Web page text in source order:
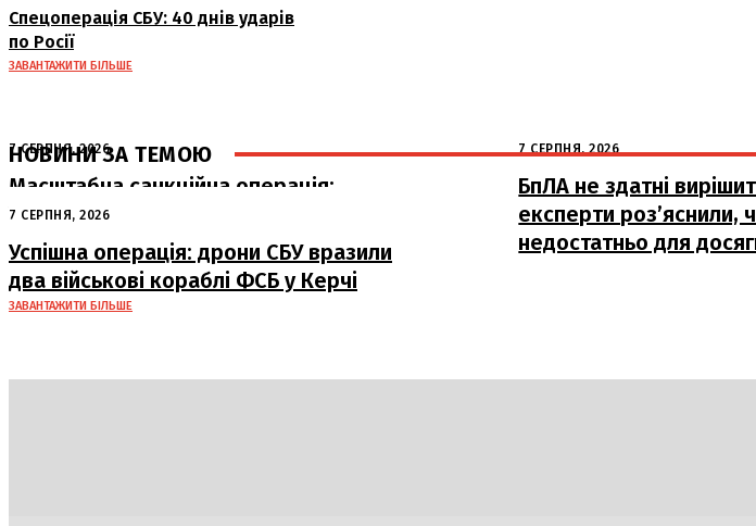
Спецоперація СБУ: 40 днів ударів
по Росії
ЗАВАНТАЖИТИ БІЛЬШЕ
НОВИНИ ЗА ТЕМОЮ
7 СЕРПНЯ, 2026
Масштабна санкційна операція:
Україна планує завдати удару по
російському ВПК
7 СЕРПНЯ, 2026
БпЛА не здатні
експерти роз’яснили,
недостатньо для
7 СЕРПНЯ, 2026
Успішна операція: дрони СБУ вразили
два військові кораблі ФСБ у Керчі
ЗАВАНТАЖИТИ БІЛЬШЕ